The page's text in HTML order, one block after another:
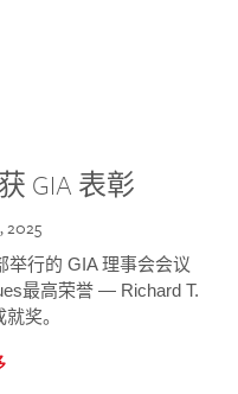
GIA 表彰
2025
举行的 GIA 理事会会议
最高荣誉 — Richard T.
奖。